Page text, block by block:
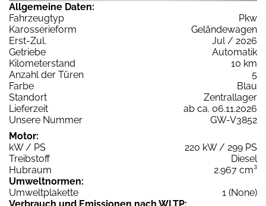
Allgemeine Daten:
Fahrzeugtyp
Pkw
Karosserieform
Geländewagen
Erst-Zul.
Jul / 2026
Getriebe
Automatik
Kilometerstand
10 km
Anzahl der Türen
5
Farbe
Blau
Standort
Zentrallager
Lieferzeit
ab ca. 06.11.2026
Unsere Nummer
GW-V3852
Motor:
kW / PS
220 kW / 299 PS
Treibstoff
Diesel
Hubraum
2.967 cm³
Umweltnormen:
Umweltplakette
1 (None)
Verbrauch und Emissionen nach WLTP: